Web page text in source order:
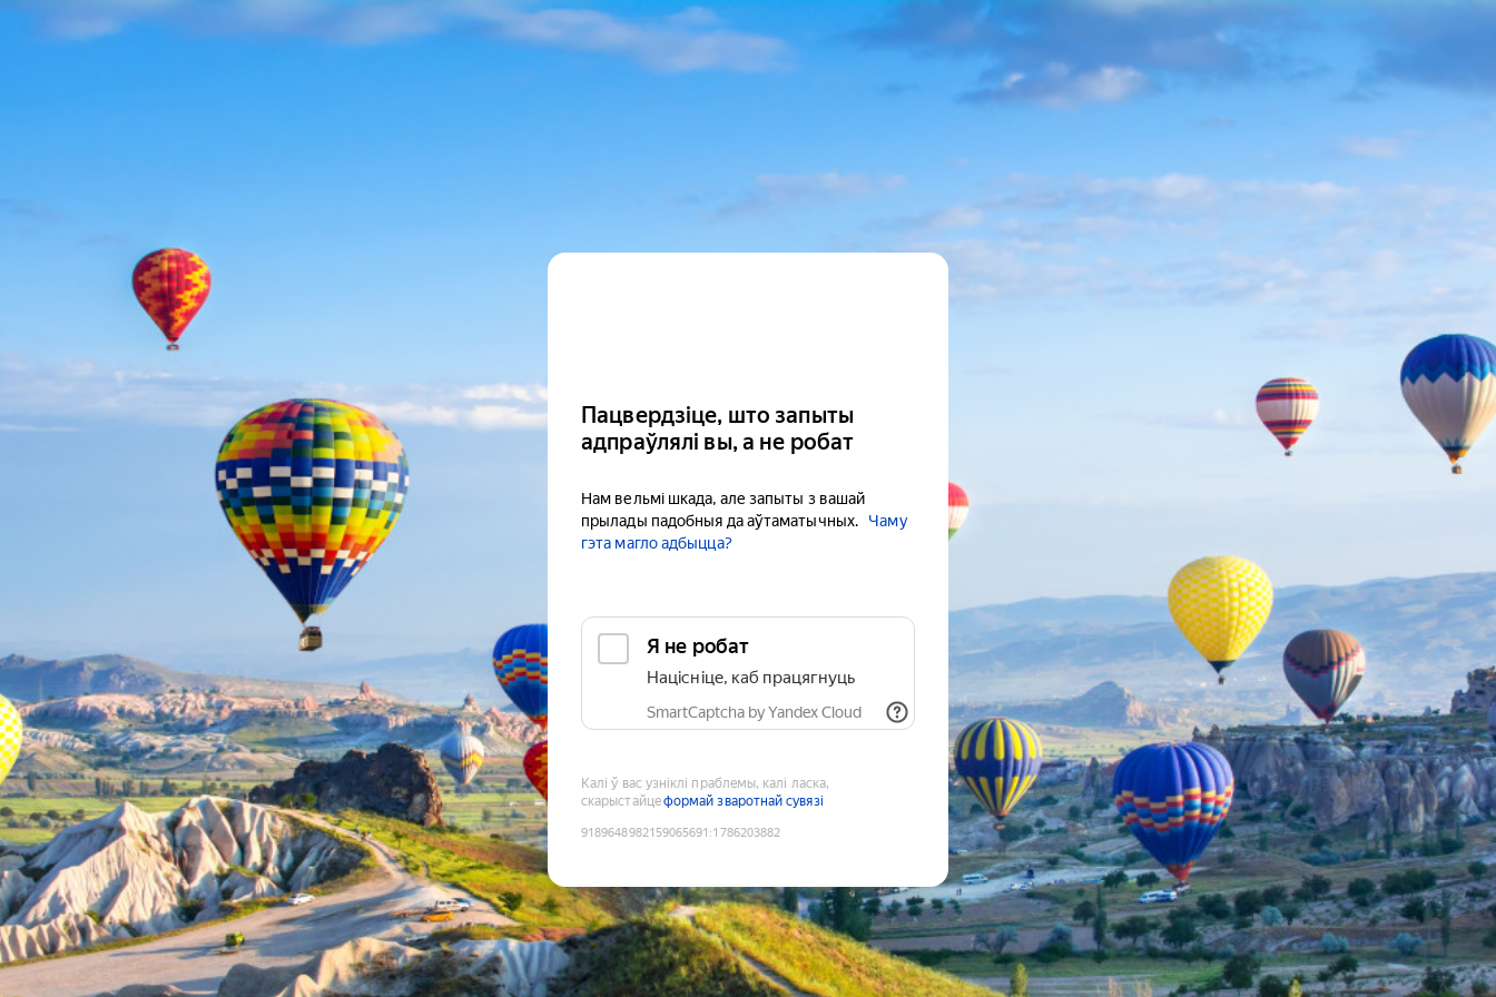
Пацвердзіце, што запыты
адпраўлялі вы, а не робат
Нам вельмі шкада, але запыты з вашай
прылады падобныя да аўтаматычных.
Чаму
гэта магло адбыцца?
Я не робат
Націсніце, каб працягнуць
SmartCaptcha by Yandex Cloud
Калі ў вас узніклі праблемы, калі ласка,
скарыстайцеформай зваротнай сувязі
9189648982159065691 :1786203882